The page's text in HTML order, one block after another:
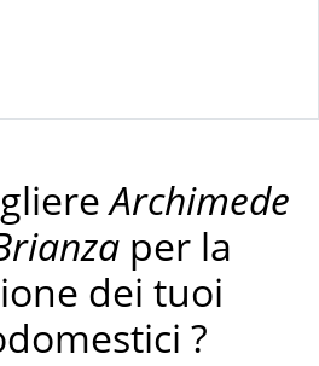
Archimede
per la
dei tuoi
?